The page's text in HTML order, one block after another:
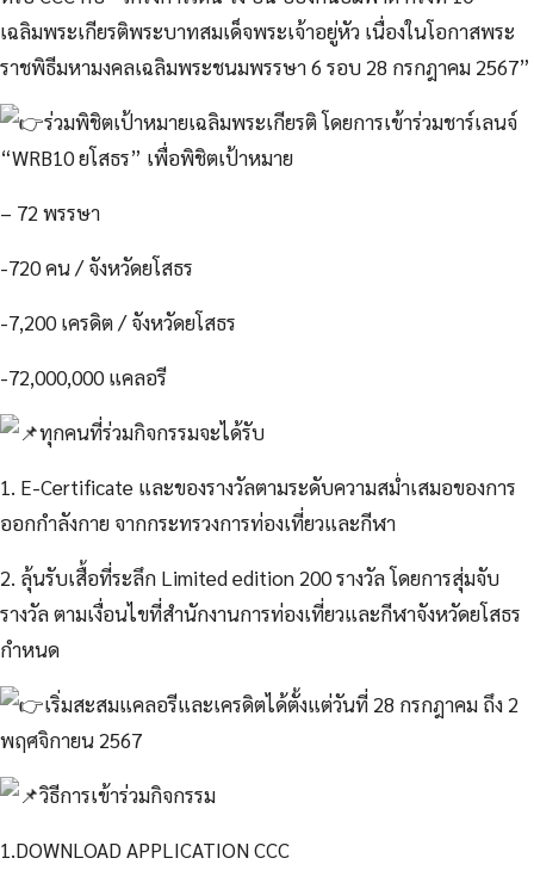
เฉลิมพระเกียรติพระบาทสมเด็จพระเจ้าอยู่หัว เนื่องในโอกาสพระ
ราชพิธีมหามงคลเฉลิมพระชนมพรรษา 6 รอบ 28 กรกฎาคม 2567”
ร่วมพิชิตเป้าหมายเฉลิมพระเกียรติ โดยการเข้าร่วมชาร์เลนจ์
“WRB10 ยโสธร” เพื่อพิชิตเป้าหมาย
– 72 พรรษา
-720คน / จังหวัดยโสธร
-7,200 เครดิต / จังหวัดยโสธร
-72,000,000 แคลอรี
ทุกคนที่ร่วมกิจกรรมจะได้รับ
1. E-Certificate และของรางวัลตามระดับความสม่ำเสมอของการ
ออกกำลังกาย จากกระทรวงการท่องเที่ยวและกีฬา
2. ลุ้นรับเสื้อที่ระลึก Limited edition 200 รางวัล โดยการสุ่มจับ
รางวัล ตามเงื่อนไขที่สำนักงานการท่องเที่ยวและกีฬาจังหวัดยโสธร
กำหนด
เริ่มสะสมแคลอรีและเครดิตได้ตั้งแต่วันที่ 28 กรกฎาคม ถึง 2
พฤศจิกายน 2567
วิธีการเข้าร่วมกิจกรรม
1.DOWNLOAD APPLICATION CCC